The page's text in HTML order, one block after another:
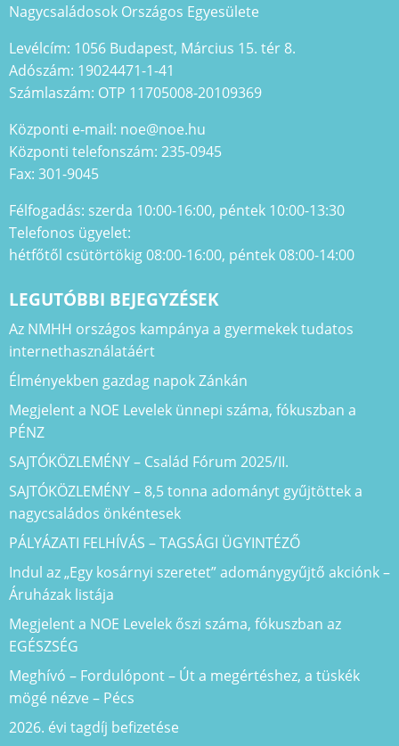
Nagycsaládosok Országos Egyesülete
Levélcím: 1056 Budapest, Március 15. tér 8.
Adószám: 19024471-1-41
Számlaszám: OTP 11705008-20109369
Központi e-mail: noe@noe.hu
Központi telefonszám: 235-0945
Fax: 301-9045
Félfogadás: szerda 10:00-16:00, péntek 10:00-13:30
Telefonos ügyelet:
hétfőtől csütörtökig 08:00-16:00, péntek 08:00-14:00
LEGUTÓBBI BEJEGYZÉSEK
Az NMHH országos kampánya a gyermekek tudatos
internethasználatáért
Élményekben gazdag napok Zánkán
Megjelent a NOE Levelek ünnepi száma, fókuszban a
PÉNZ
SAJTÓKÖZLEMÉNY – Család Fórum 2025/II.
SAJTÓKÖZLEMÉNY – 8,5 tonna adományt gyűjtöttek a
nagycsaládos önkéntesek
PÁLYÁZATI FELHÍVÁS – TAGSÁGI ÜGYINTÉZŐ
Indul az „Egy kosárnyi szeretet” adománygyűjtő akciónk –
Áruházak listája
Megjelent a NOE Levelek őszi száma, fókuszban az
EGÉSZSÉG
Meghívó – Fordulópont – Út a megértéshez, a tüskék
mögé nézve – Pécs
2026. évi tagdíj befizetése